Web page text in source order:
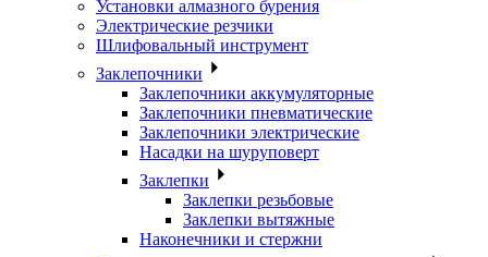
Установки алмазного бурения
Электрические резчики
Шлифовальный инструмент
Заклепочники
Заклепочники аккумуляторные
Заклепочники пневматические
Заклепочники электрические
Насадки на шуруповерт
Заклепки
Заклепки резьбовые
Заклепки вытяжные
Наконечники и стержни